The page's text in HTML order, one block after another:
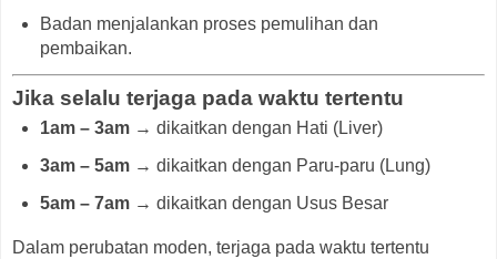
Badan menjalankan proses pemulihan dan
pembaikan.
Jika selalu terjaga pada waktu tertentu
1am – 3am→ dikaitkan dengan Hati (Liver)
3am – 5am→ dikaitkan dengan Paru-paru (Lung)
5am – 7am→ dikaitkan dengan Usus Besar
Dalam perubatan moden, terjaga pada waktu tertentu